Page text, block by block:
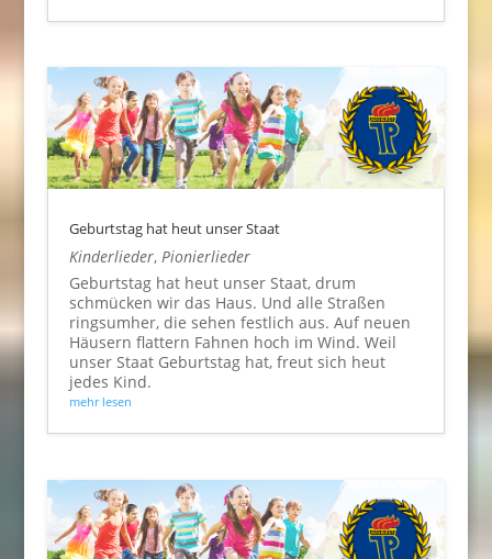
Geburtstag hat heut unser Staat
Kinderlieder, Pionierlieder
Geburtstag hat heut unser Staat, drum
schmücken wir das Haus. Und alle Straßen
ringsumher, die sehen festlich aus. Auf neuen
Häusern flattern Fahnen hoch im Wind. Weil
unser Staat Geburtstag hat, freut sich heut
jedes Kind.
mehr lesen